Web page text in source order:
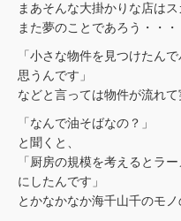
まあそんな大掛かりな店は
また夢のことであろう・・・
「小さな物件を見つけたん
思うんです」
などと言っては物件が流れ
「なんで油そばなの？」
と聞くと、
「厨房の規模を考えるとラ
にしたんです」
とかなかなか海千山千のモノ